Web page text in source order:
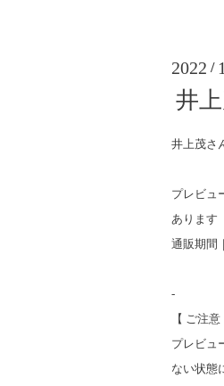
2022 /
井
井上茂さ
プレビュ
あります
通販期間
-
【 ご注意
プレビュ
ない状態